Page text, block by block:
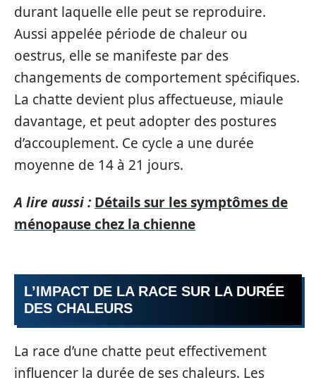
durant laquelle elle peut se reproduire.
Aussi appelée période de chaleur ou
oestrus, elle se manifeste par des
changements de comportement spécifiques.
La chatte devient plus affectueuse, miaule
davantage, et peut adopter des postures
d’accouplement. Ce cycle a une durée
moyenne de 14 à 21 jours.
A lire aussi : Détails sur les symptômes de
ménopause chez la chienne
L’IMPACT DE LA RACE SUR LA DURÉE
DES CHALEURS
La race d’une chatte peut effectivement
influencer la durée de ses chaleurs. Les